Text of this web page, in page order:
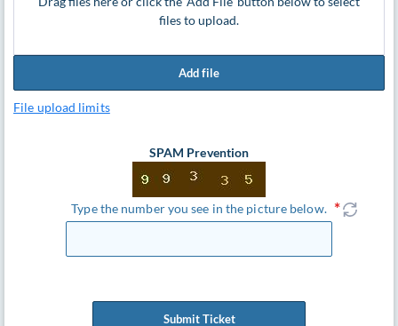
files to upload.
Add file
File upload limits
SPAM Prevention
Type the number you see in the picture below.
Submit Ticket